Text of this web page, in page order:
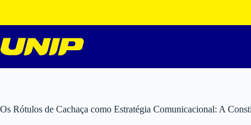
o
conteúdo
Os Rótulos de Cachaça como Estratégia Comunicacional: A